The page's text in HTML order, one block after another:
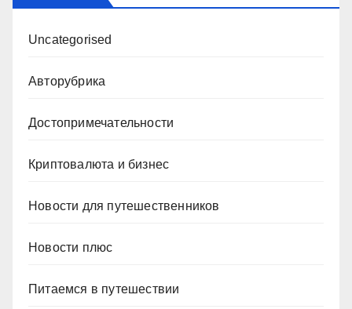
Uncategorised
Авторубрика
Достопримечательности
Криптовалюта и бизнес
Новости для путешественников
Новости плюс
Питаемся в путешествии